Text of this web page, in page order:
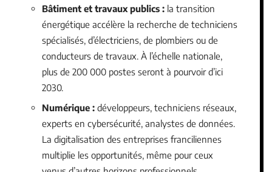
Bâtiment et travaux publics : la transition
énergétique accélère la recherche de techniciens
spécialisés, d’électriciens, de plombiers ou de
conducteurs de travaux. À l’échelle nationale,
plus de 200 000 postes seront à pourvoir d’ici
2030.
Numérique : développeurs, techniciens réseaux,
experts en cybersécurité, analystes de données.
La digitalisation des entreprises franciliennes
multiplie les opportunités, même pour ceux